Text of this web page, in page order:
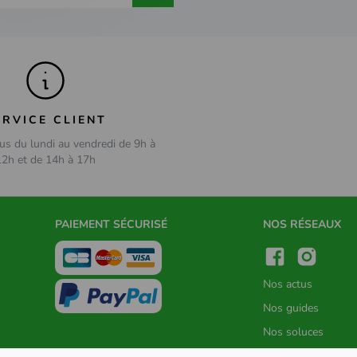
CLIENT
du lundi au vendredi de 9h à
et de 14h à 17h
PAIEMENT SÉCURISÉ NOS RÉSEAUX
Nos actus
Nos guides
Nos soluces